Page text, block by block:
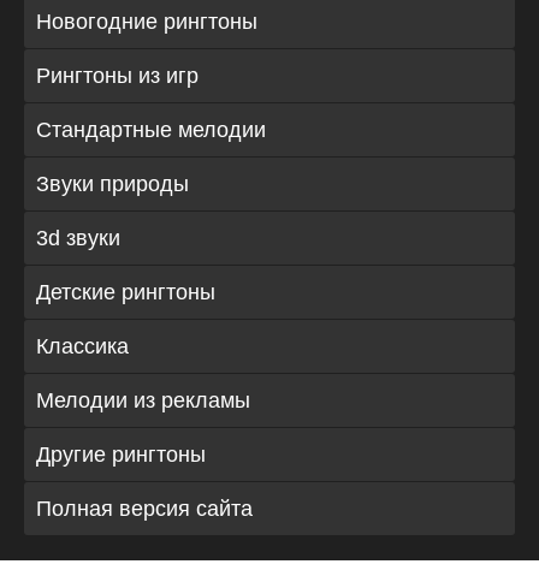
Новогодние рингтоны
Рингтоны из игр
Стандартные мелодии
Звуки природы
3d звуки
Детские рингтоны
Классика
Мелодии из рекламы
Другие рингтоны
Полная версия сайта